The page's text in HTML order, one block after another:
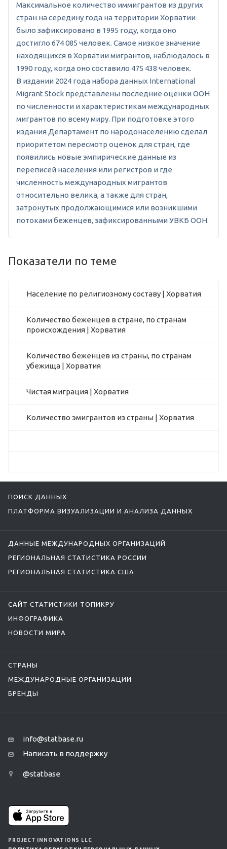
Максимальное количество иммигрантов из других
стран на середину года на территории Хорватии
было зафиксировано в 1995 году, когда оно
достигло 674 085 человек. Самое низкое значение
находящихся в Хорватии мигрантов, наблюдалось в
1990 году, когда оно составило 475 438 человек.
В издании 2024 года набора данных International
Migrant Stock представлены последние оценки ООН
по численности и характеристикам международных
мигрантов по всему миру. При подготовке этого
издания Департамент по народонаселению сделал
приоритетом пересмотр оценок для стран, где
появились новые эмпирические данные из
переписей населения или регистров и где
численность международных мигрантов
относительно велика, а также для стран,
затронутых продолжающимися или возникшими
потоками беженцев, зафиксированными УВКБ ООН.
Показатели по теме
Население по религиозному составу | Хорватия
Количество беженцев в стране, по странам
происхождения | Хорватия
Количество беженцев из страны, по странам
убежища | Хорватия
Чистая миграция | Хорватия
Количество эмигрантов из страны | Хорватия
ПОИСК ДАННЫХ
ПЛАТФОРМА ВИЗУАЛИЗАЦИИ И АНАЛИЗА ДАННЫХ
ДАННЫЕ МЕЖДУНАРОДНЫХ ОРГАНИЗАЦИЙ
РЕГИОНАЛЬНАЯ СТАТИСТИКА РОССИИ
РЕГИОНАЛЬНАЯ СТАТИСТИКА США
САЙТ СТАТИСТИКИ ТОПИКРУ
ИНФОГРАФИКА
НОВОСТИ МИРА
СТРАНЫ
МЕЖДУНАРОДНЫЕ ОРГАНИЗАЦИИ
БРЕНДЫ
info@statbase.ru
Написать в поддержку
@statbase
PROJECT INNOVATIONS LLC